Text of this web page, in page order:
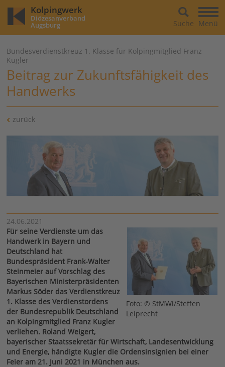
Kolpingwerk
Diözesanverband
Augsburg Menü
Suche
Bundesverdienstkreuz 1. Klasse für Kolpingmitglied Franz
Kugler
Beitrag zur Zukunftsfähigkeit des
Handwerks
zurück
24.06.2021
Foto: © StMWi/Steffen
Leiprecht
Für seine Verdienste um das
Handwerk in Bayern und
Deutschland hat
Bundespräsident Frank-Walter
Steinmeier auf Vorschlag des
Bayerischen Ministerpräsidenten
Markus Söder das Verdienstkreuz
1. Klasse des Verdienstordens
der Bundesrepublik Deutschland
an Kolpingmitglied Franz Kugler
verliehen. Roland Weigert,
bayerischer Staatssekretär für Wirtschaft, Landesentwicklung
und Energie, händigte Kugler die Ordensinsignien bei einer
Feier am 21. Juni 2021 in München aus.